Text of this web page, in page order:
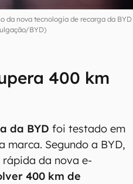
da nova tecnologia de recarga da BYD
BYD)
400 km
da BYD foi testado em
marca. Segundo a BYD,
da nova e-
400 km de